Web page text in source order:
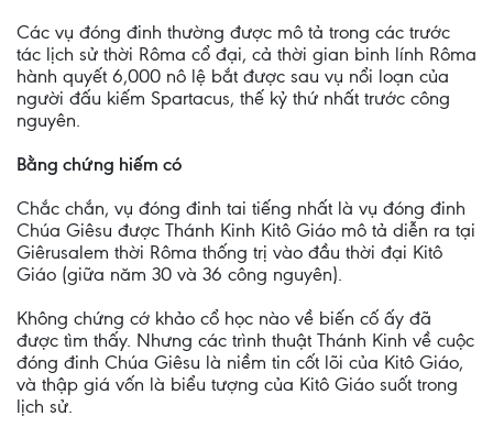
Các vụ đóng đinh thường được mô tả trong các trước
tác lịch sử thời Rôma cổ đại, cả thời gian binh lính Rôma
hành quyết 6,000 nô lệ bắt được sau vụ nổi loạn của
người đấu kiếm Spartacus, thế kỷ thứ nhất trước công
nguyên.
Bằng chứng hiếm có
Chắc chắn, vụ đóng đinh tai tiếng nhất là vụ đóng đinh
Chúa Giêsu được Thánh Kinh Kitô Giáo mô tả diễn ra tại
Giêrusalem thời Rôma thống trị vào đầu thời đại Kitô
Giáo (giữa năm 30 và 36 công nguyên).
Không chứng cớ khảo cổ học nào về biến cố ấy đã
được tìm thấy. Nhưng các trình thuật Thánh Kinh về cuộc
đóng đinh Chúa Giêsu là niềm tin cốt lõi của Kitô Giáo,
và thập giá vốn là biểu tượng của Kitô Giáo suốt trong
lịch sử.